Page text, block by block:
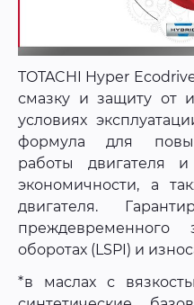
TOTACHI Hyper
смазку и защиту от
условиях
формула для
работы двигателя
экономичности, а
двигателя.
оборотах (LSPI) и
*в маслах с